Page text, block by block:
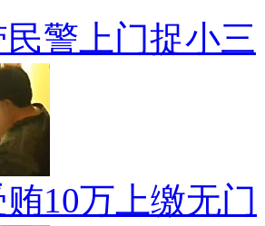
民警上门捉小三
10万上缴无门